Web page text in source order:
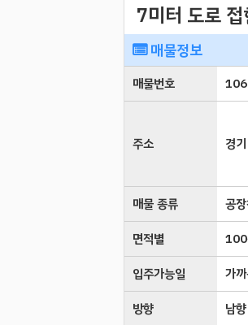
7미터 도로
매물정보
매물번호
주소 경
매물 종류 공
면적별
100
입주가능일
가
방향
남